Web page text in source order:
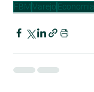
FBM Varejo Economia